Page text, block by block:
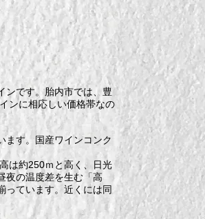
ンです。胎内市では、豊
ンに相応しい価格帯なの
ます。国産ワインコンク
は約250ｍと高く、日光
夜の温度差を生む「高
っています。近くには同